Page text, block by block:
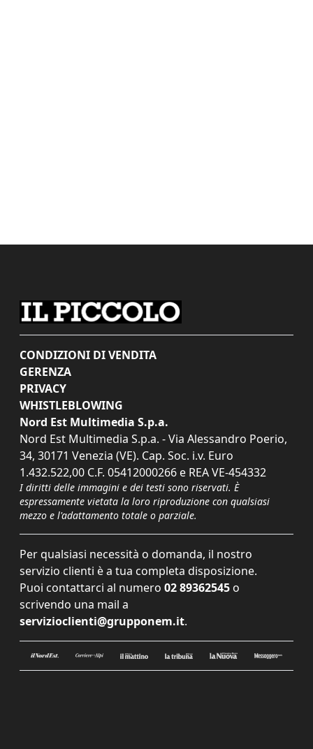
CONDIZIONI DI VENDITA
GERENZA
PRIVACY
WHISTLEBLOWING
Nord Est Multimedia S.p.a.
Nord Est Multimedia S.p.a. - Via Alessandro Poerio,
34, 30171 Venezia (VE). Cap. Soc. i.v. Euro
1.432.522,00 C.F. 05412000266 e REA VE-454332
I diritti delle immagini e dei testi sono riservati. È
espressamente vietata la loro riproduzione con qualsiasi
mezzo e l'adattamento totale o parziale.
Per qualsiasi necessità o domanda, il nostro
servizio clienti è a tua completa disposizione.
Puoi contattarci al numero 02 89362545 o
scrivendo una mail a
servizioclienti@grupponem.it.